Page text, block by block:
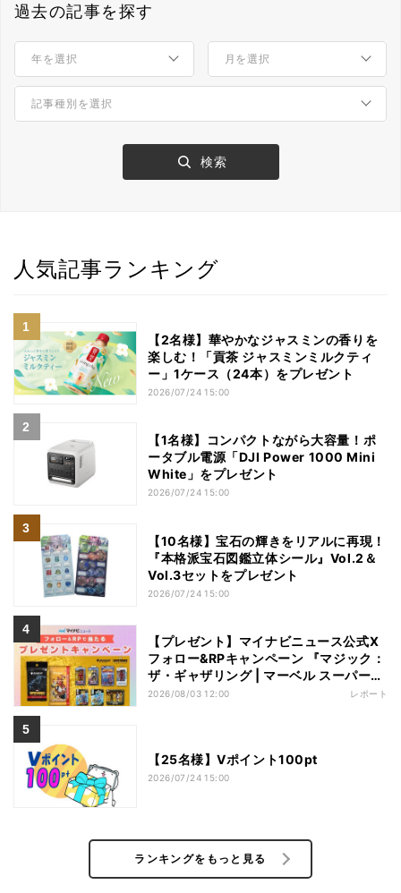
過去の記事を探す
人気記事ランキング
【2名様】華やかなジャスミンの香りを
楽しむ！「貢茶 ジャスミンミルクティ
ー」1ケース（24本）をプレゼント
2026/07/24 15:00
【1名様】コンパクトながら大容量！ポ
ータブル電源「DJI Power 1000 Mini
White」をプレゼント
2026/07/24 15:00
【10名様】宝石の輝きをリアルに再現！
『本格派宝石図鑑立体シール』Vol.2＆
Vol.3セットをプレゼント
2026/07/24 15:00
【プレゼント】マイナビニュース公式X
フォロー&RPキャンペーン 『マジック：
ザ・ギャザリング | マーベル スーパー・
ヒーローズ』フィギュア【3名様】
2026/08/03 12:00 レポート
【25名様】Vポイント100pt
2026/07/24 15:00
ランキングをもっと見る